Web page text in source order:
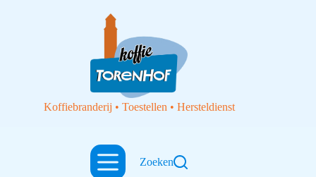
Koffiebranderij • Toestellen • Hersteldienst
Zoeken